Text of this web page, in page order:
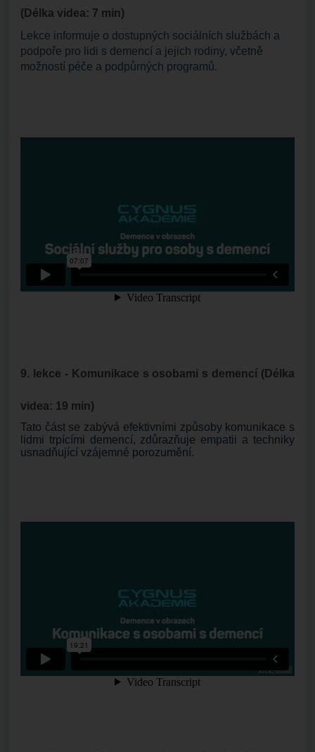
(Délka videa: 7 min)
Lekce informuje o dostupných sociálních službách a
podpoře pro lidi s demencí a jejich rodiny, včetně
možností péče a podpůrných programů.
9. lekce - Komunikace s osobami s demencí (Délka
videa: 19 min)
Tato část se zabývá efektivními způsoby komunikace s
lidmi trpícími demencí, zdůrazňuje empatii a techniky
usnadňující vzájemné porozumění.